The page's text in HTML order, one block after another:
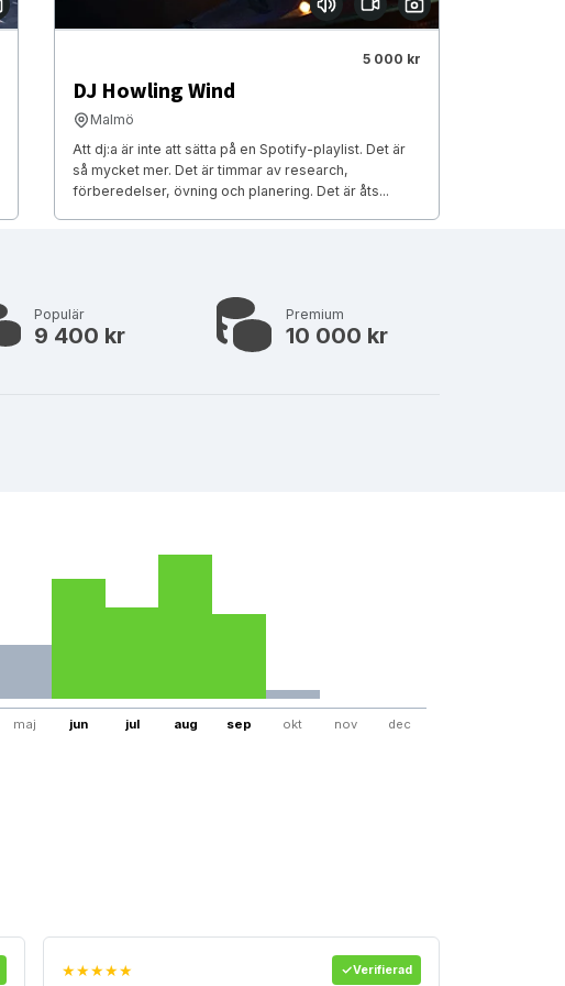
5 000 kr
DJ Howling Wind
Malmö
Att dj:a är inte att sätta på en Spotify-playlist. Det är
så mycket mer. Det är timmar av research,
förberedelser, övning och planering. Det är åts...
Populär
9 400 kr
Premium
10 000 kr
maj jun jul aug sep okt nov dec
★★★★★ Verifierad